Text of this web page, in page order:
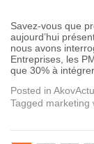
Savez-vous que
aujourd’hui
nous avons
Entreprises, les
que 30% à
Posted in AkovActu
Tagged marketing